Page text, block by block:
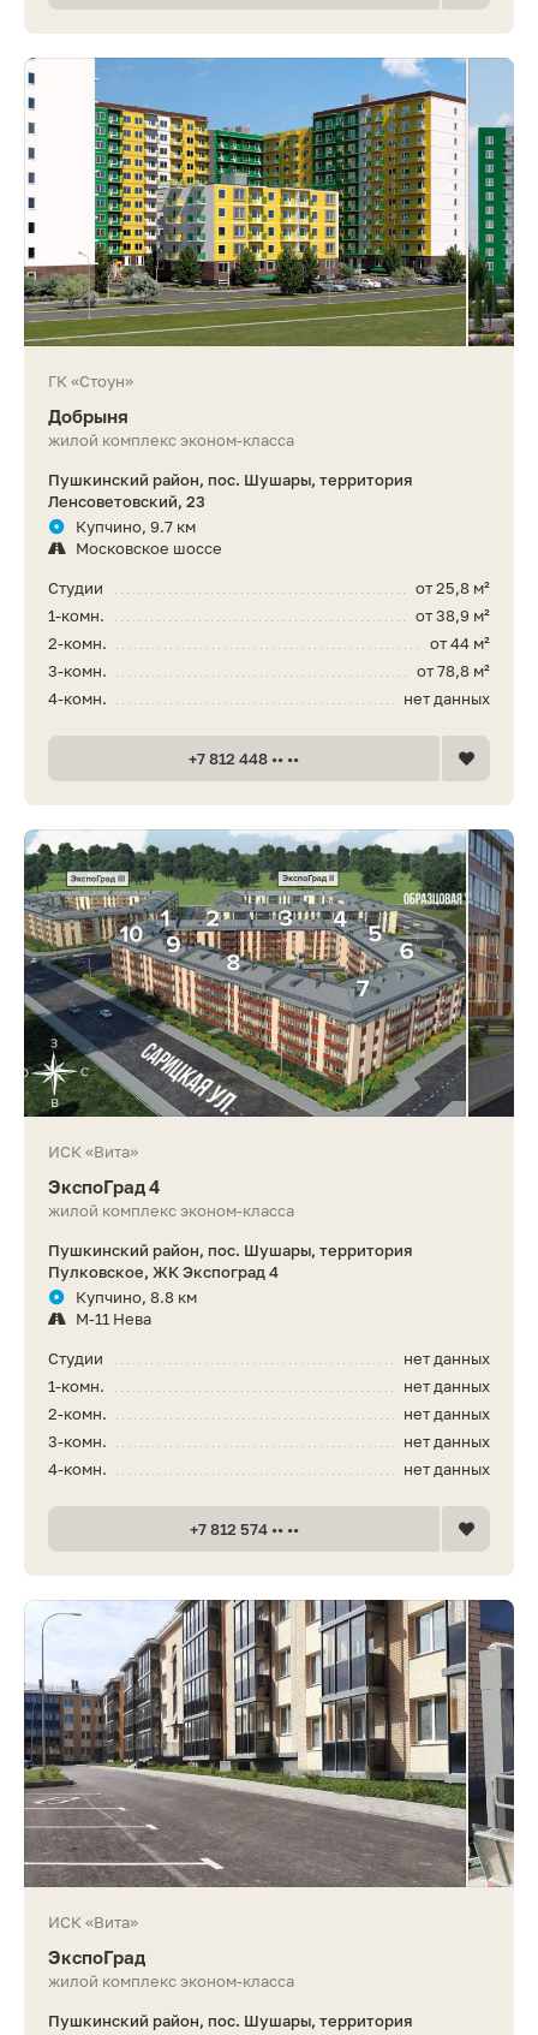
ГК «Стоун»
Добрыня
жилой комплекс эконом-класса
Пушкинский район, пос. Шушары, территория
Ленсоветовский, 23
Купчино, 9.7 км
Московское шоссе
от 25,8 м²
Студии
от 38,9 м²
1-комн.
от 44 м²
2-комн.
от 78,8 м²
3-комн.
нет данных
4-комн.
+7 812 448 •• ••
ИСК «Вита»
ЭкспоГрад 4
жилой комплекс эконом-класса
Пушкинский район, пос. Шушары, территория
Пулковское, ЖК Экспоград 4
Купчино, 8.8 км
М-11 Нева
нет данных
Студии
нет данных
1-комн.
нет данных
2-комн.
нет данных
3-комн.
нет данных
4-комн.
+7 812 574 •• ••
ИСК «Вита»
ЭкспоГрад
жилой комплекс эконом-класса
Пушкинский район, пос. Шушары, территория